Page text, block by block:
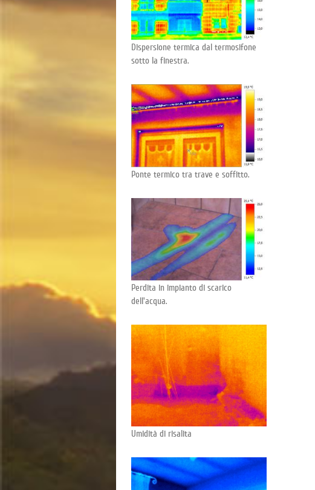
Dispersione termica dal termosifone
sotto la finestra.
Ponte termico tra trave e soffitto.
Perdita in impianto di scarico
dell'acqua.
Umidità di risalita